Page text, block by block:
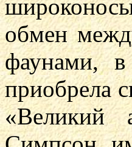
обмен
фаунами, в
приобрела
«Великий